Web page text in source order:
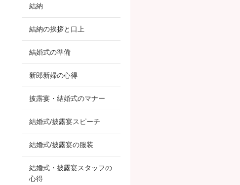
結納
結納の挨拶と口上
結婚式の準備
新郎新婦の心得
披露宴・結婚式のマナー
結婚式/披露宴スピーチ
結婚式/披露宴の服装
結婚式・披露宴スタッフの
心得